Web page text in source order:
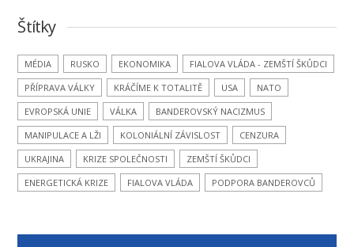
Štítky
MÉDIA RUSKO EKONOMIKA
FIALOVA VLÁDA - ZEMŠTÍ ŠKŮDCI
PŘÍPRAVA VÁLKY
KRÁČÍME K TOTALITĚ USA
NATO
EVROPSKÁ UNIE
VÁLKA
BANDEROVSKÝ NACIZMUS
MANIPULACE A LŽI
KOLONIÁLNÍ ZÁVISLOST
CENZURA
UKRAJINA
KRIZE SPOLEČNOSTI
ZEMŠTÍ ŠKŮDCI
ENERGETICKÁ KRIZE
FIALOVA VLÁDA PODPORA BANDEROVCŮ